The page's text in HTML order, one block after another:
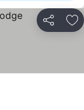
Partilhar